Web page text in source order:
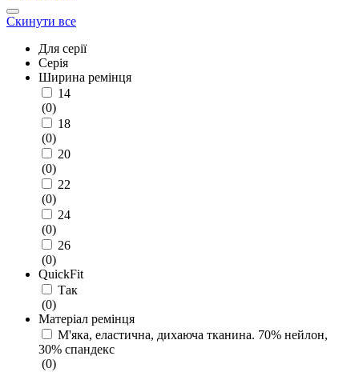
Скинути все
Для серії
Серія
Ширина ремінця
14
(0)
18
(0)
20
(0)
22
(0)
24
(0)
26
(0)
QuickFit
Так
(0)
Матеріал ремінця
М'яка, еластична, дихаюча тканина. 70% нейлон,
30% спандекс
(0)